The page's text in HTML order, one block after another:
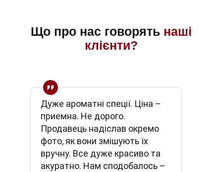
Що про нас говорять наші
клієнти?
Дуже ароматні спеції. Ціна –
приемна. Не дорого.
Продавець надіслав окремо
фото, як вони змішують їх
вручну. Все дуже красиво та
акуратно. Нам сподобалось –